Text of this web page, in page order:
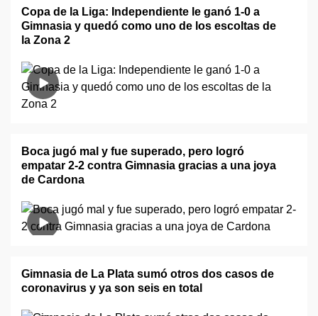
Copa de la Liga: Independiente le ganó 1-0 a
Gimnasia y quedó como uno de los escoltas de
la Zona 2
Boca jugó mal y fue superado, pero logró
empatar 2-2 contra Gimnasia gracias a una joya
de Cardona
Gimnasia de La Plata sumó otros dos casos de
coronavirus y ya son seis en total